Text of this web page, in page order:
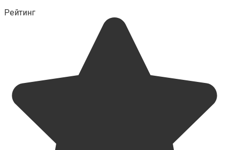
Рейтинг